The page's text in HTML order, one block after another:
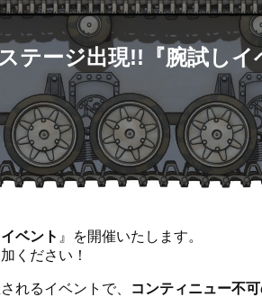
テージ出現!!『腕試しイ
ベント 』を開催いたします。
ください！
れるイベントで、 コンティニュー不